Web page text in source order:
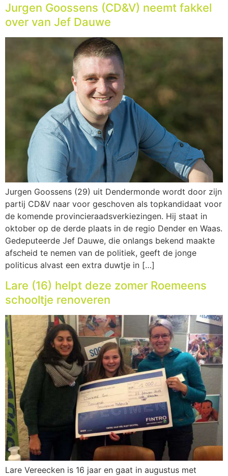
Jurgen Goossens (CD&V) neemt fakkel
over van Jef Dauwe
Jurgen Goossens (29) uit Dendermonde wordt door zijn
partij CD&V naar voor geschoven als topkandidaat voor
de komende provincieraadsverkiezingen. Hij staat in
oktober op de derde plaats in de regio Dender en Waas.
Gedeputeerde Jef Dauwe, die onlangs bekend maakte
afscheid te nemen van de politiek, geeft de jonge
politicus alvast een extra duwtje in […]
Lare (16) helpt deze zomer Roemeens
schooltje renoveren
Lare Vereecken is 16 jaar en gaat in augustus met